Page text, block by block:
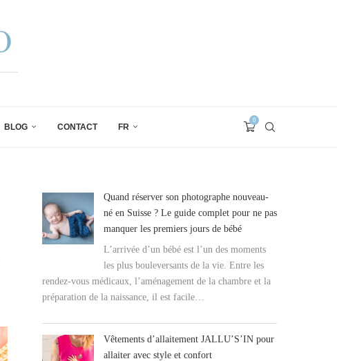
BLOG CONTACT FR
0
Quand réserver son photographe nouveau-
né en Suisse ? Le guide complet pour ne pas
manquer les premiers jours de bébé
L’arrivée d’un bébé est l’un des moments
les plus bouleversants de la vie. Entre les
rendez-vous médicaux, l’aménagement de la chambre et la
préparation de la naissance, il est facile…
Vêtements d’allaitement JALLU’S’IN pour
allaiter avec style et confort